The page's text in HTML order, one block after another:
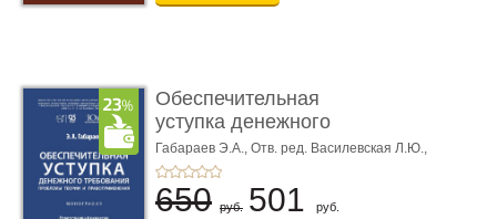
Обеспечительная
уступка денежного
требования ...
Габараев Э.А., Отв. ред. Василевская Л.Ю.,
вступ. сл. Каретина М.Г.
650 руб. 501 руб.